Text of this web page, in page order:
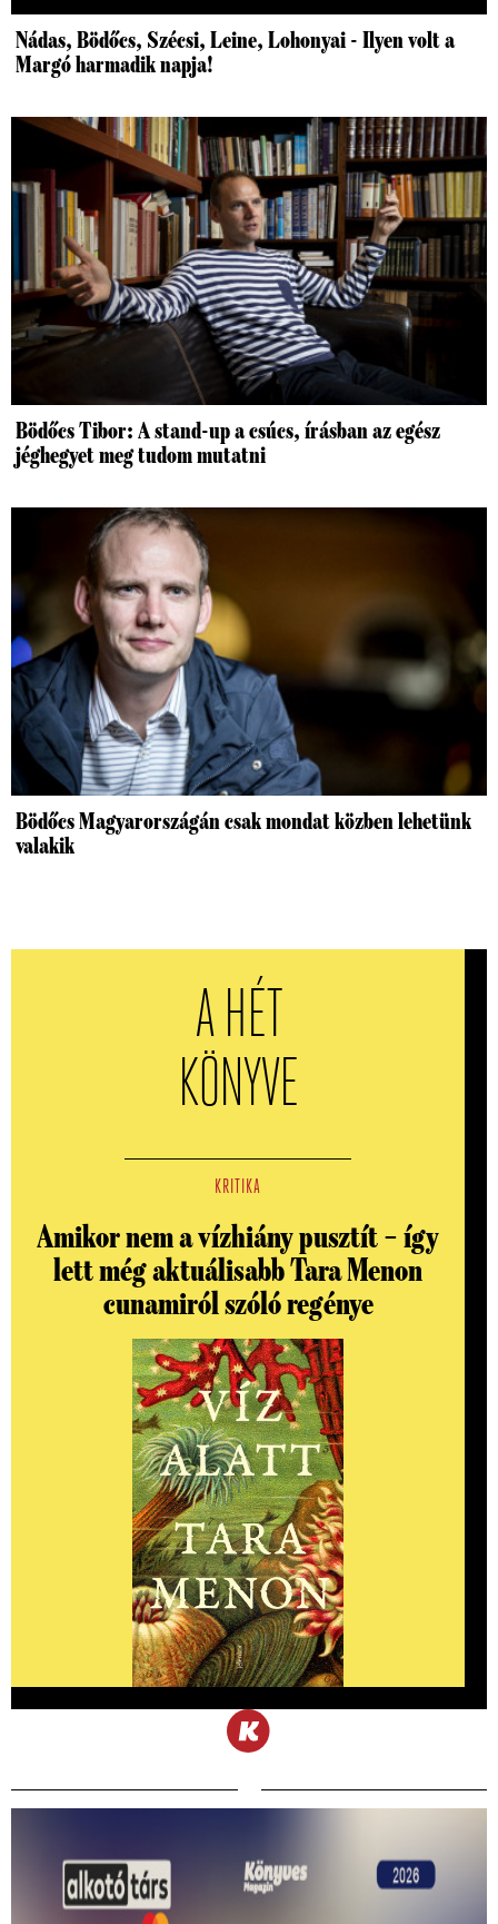
Nádas, Bödőcs, Szécsi, Leine, Lohonyai - Ilyen volt a
Margó harmadik napja!
Bödőcs Tibor: A stand-up a csúcs, írásban az egész
jéghegyet meg tudom mutatni
Bödőcs Magyarországán csak mondat közben lehetünk
valakik
A HÉT
KÖNYVE
KRITIKA
Amikor nem a vízhiány pusztít – így
lett még aktuálisabb Tara Menon
cunamiról szóló regénye